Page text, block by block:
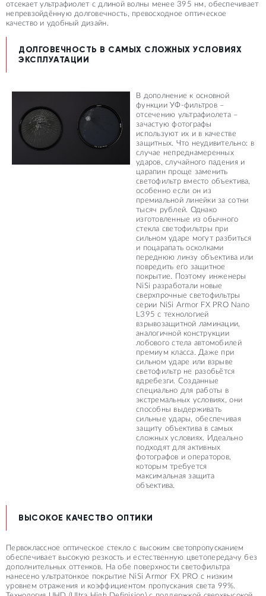
отсекает ультрафиолет с длиной волны менее 395 нм, обеспечивает
непревзойдённую долговечность, превосходное оптическое
качество и удобный дизайн.
ДОЛГОВЕЧНОСТЬ В САМЫХ СЛОЖНЫХ УСЛОВИЯХ
ЭКСПЛУАТАЦИИ
В дополнение к основной
функции УФ-фильтров –
отсечению ультрафиолета –
зачастую фотографы
используют их и в качестве
защитных. Что неудивительно: в
случае непреднамеренных
ударов, случайного падения и
царапин проще заменить
светофильтр вместо объектива,
особенно если он из
премиальной линейки за сотни
тысяч рублей. Однако
изготовленные из обычного
стекла светофильтры при
сильном ударе могут разбиться
и поцарапать осколками
переднюю линзу объектива или
повредить его защитное
покрытие. Поэтому инженеры
NiSi разработали новые
сверхпрочные светофильтры
серии NiSi Armor FX PRO Nano
L395 с технологией
взрывозащитной ламинации,
аналогичной конструкции
лобового стела автомобилей
премиум класса. Даже при
сильном ударе или взрыве
светофильтр не разобьётся
вдребезги. Созданные
специально для работы в
экстремальных условиях, они
способны выдерживать
сильные удары, обеспечивая
защиту объектива в самых
сложных условиях. Идеально
подходят для активных
фотографов и операторов,
которым требуется
максимальная защита
объектива.
ВЫСОКОЕ КАЧЕСТВО ОПТИКИ
Первоклассное оптическое стекло с высоким светопропусканием
обеспечивает высокую резкость и естественную цветопередачу без
дополнительных оттенков. На обе поверхности светофильтра
нанесено ультратонкое покрытие NiSi Armor FX PRO с низким
уровнем отражения и коэффициентом пропускания света 99%.